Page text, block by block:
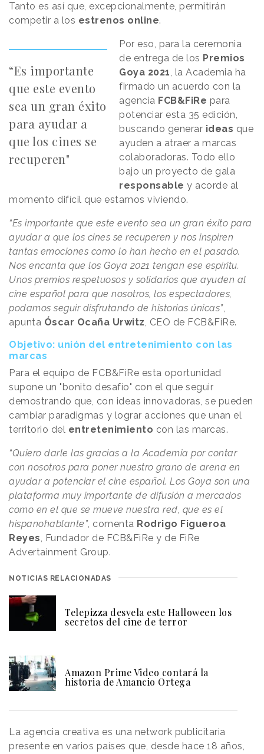
Tanto es así que, excepcionalmente, permitirán
competir a los estrenos online.
“Es importante
que este evento
sea un gran éxito
para ayudar a
que los cines se
recuperen"
Por eso, para la ceremonia
de entrega de los Premios
Goya 2021, la Academia ha
firmado un acuerdo con la
agencia FCB&FiRe para
potenciar esta 35 edición,
buscando generar ideas que
ayuden a atraer a marcas
colaboradoras. Todo ello
bajo un proyecto de gala
responsable y acorde al
momento difícil que estamos viviendo.
“Es importante que este evento sea un gran éxito para
ayudar a que los cines se recuperen y nos inspiren
tantas emociones como lo han hecho en el pasado.
Nos encanta que los Goya 2021 tengan ese espíritu.
Unos premios respetuosos y solidarios que ayuden al
cine español para que nosotros, los espectadores,
podamos seguir disfrutando de historias únicas”,
apunta Óscar Ocaña Urwitz, CEO de FCB&FiRe.
Objetivo: unión del entretenimiento con las
marcas
Para el equipo de FCB&FiRe esta oportunidad
supone un "bonito desafío" con el que seguir
demostrando que, con ideas innovadoras, se pueden
cambiar paradigmas y lograr acciones que unan el
territorio del entretenimiento con las marcas.
“Quiero darle las gracias a la Academia por contar
con nosotros para poner nuestro grano de arena en
ayudar a potenciar el cine español. Los Goya son una
plataforma muy importante de difusión a mercados
como en el que se mueve nuestra red, que es el
hispanohablante”, comenta Rodrigo Figueroa
Reyes, Fundador de FCB&FiRe y de FiRe
Advertainment Group.
NOTICIAS RELACIONADAS
Telepizza desvela este Halloween los
secretos del cine de terror
Amazon Prime Video contará la
historia de Amancio Ortega
La agencia creativa es una network publicitaria
presente en varios países que, desde hace 18 años,